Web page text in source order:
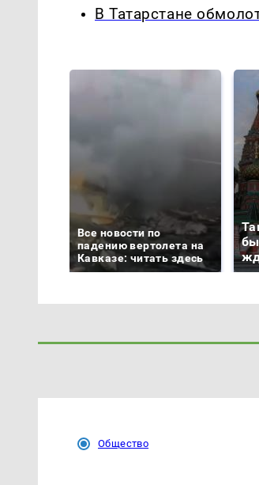
В Татарстане
Все новости по
падению вертолета на
Кавказе: читать здесь
Общество